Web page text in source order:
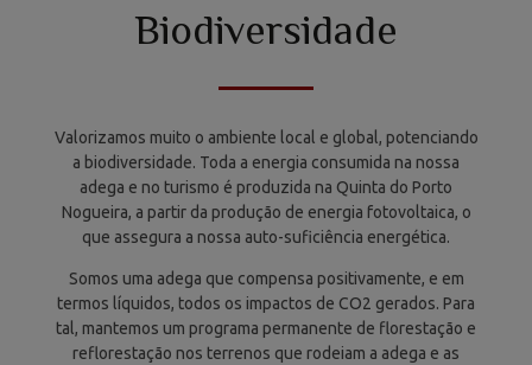
Biodiversidade
Valorizamos muito o ambiente local e global, potenciando
a biodiversidade. Toda a energia consumida na nossa
adega e no turismo é produzida na Quinta do Porto
Nogueira, a partir da produção de energia fotovoltaica, o
que assegura a nossa auto-suficiência energética.
Somos uma adega que compensa positivamente, e em
termos líquidos, todos os impactos de CO2 gerados. Para
tal, mantemos um programa permanente de florestação e
reflorestação nos terrenos que rodeiam a adega e as